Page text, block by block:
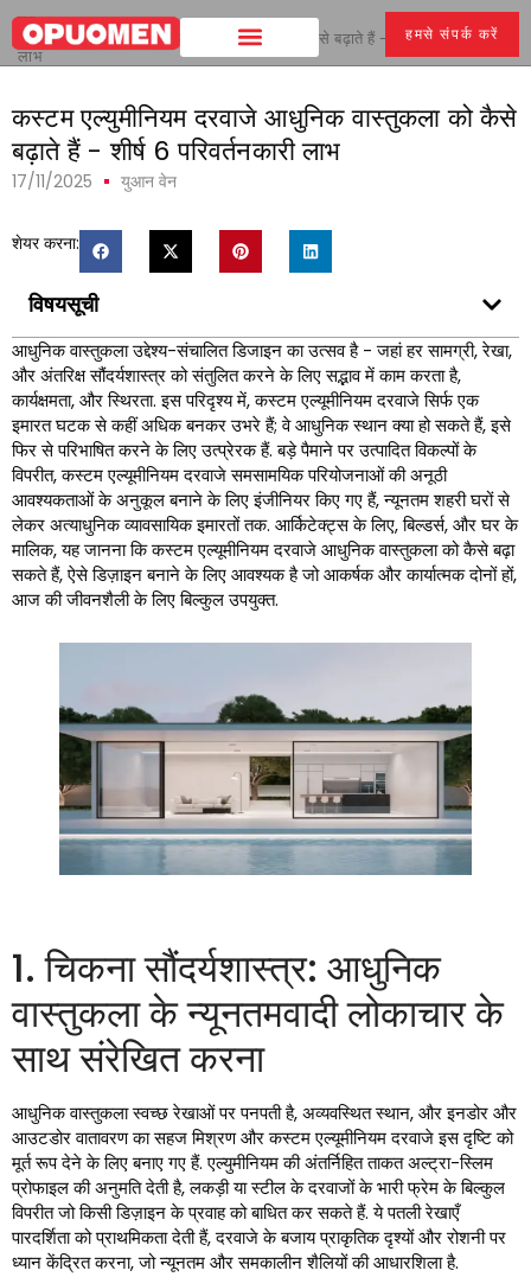
हमसे संपर्क करें
घर >
कस्टम एल्युमीनियम दरवाजे आधुनिक वास्तुकला को कैसे बढ़ाते हैं - शीर्ष 6 परिवर्तनकारी
लाभ
कस्टम एल्युमीनियम दरवाजे आधुनिक वास्तुकला को कैसे
बढ़ाते हैं - शीर्ष 6 परिवर्तनकारी लाभ
17/11/2025 युआन वेन
शेयर करना:
विषयसूची
आधुनिक वास्तुकला उद्देश्य-संचालित डिजाइन का उत्सव है - जहां हर सामग्री, रेखा,
और अंतरिक्ष सौंदर्यशास्त्र को संतुलित करने के लिए सद्भाव में काम करता है,
कार्यक्षमता, और स्थिरता. इस परिदृश्य में, कस्टम एल्यूमीनियम दरवाजे सिर्फ एक
इमारत घटक से कहीं अधिक बनकर उभरे हैं; वे आधुनिक स्थान क्या हो सकते हैं, इसे
फिर से परिभाषित करने के लिए उत्प्रेरक हैं. बड़े पैमाने पर उत्पादित विकल्पों के
विपरीत, कस्टम एल्यूमीनियम दरवाजे समसामयिक परियोजनाओं की अनूठी
आवश्यकताओं के अनुकूल बनाने के लिए इंजीनियर किए गए हैं, न्यूनतम शहरी घरों से
लेकर अत्याधुनिक व्यावसायिक इमारतों तक. आर्किटेक्ट्स के लिए, बिल्डर्स, और घर के
मालिक, यह जानना कि कस्टम एल्यूमीनियम दरवाजे आधुनिक वास्तुकला को कैसे बढ़ा
सकते हैं, ऐसे डिज़ाइन बनाने के लिए आवश्यक है जो आकर्षक और कार्यात्मक दोनों हों,
आज की जीवनशैली के लिए बिल्कुल उपयुक्त.
1. चिकना सौंदर्यशास्त्र: आधुनिक
वास्तुकला के न्यूनतमवादी लोकाचार के
साथ संरेखित करना
आधुनिक वास्तुकला स्वच्छ रेखाओं पर पनपती है, अव्यवस्थित स्थान, और इनडोर और
आउटडोर वातावरण का सहज मिश्रण और कस्टम एल्यूमीनियम दरवाजे इस दृष्टि को
मूर्त रूप देने के लिए बनाए गए हैं. एल्युमीनियम की अंतर्निहित ताकत अल्ट्रा-स्लिम
प्रोफाइल की अनुमति देती है, लकड़ी या स्टील के दरवाजों के भारी फ्रेम के बिल्कुल
विपरीत जो किसी डिज़ाइन के प्रवाह को बाधित कर सकते हैं. ये पतली रेखाएँ
पारदर्शिता को प्राथमिकता देती हैं, दरवाजे के बजाय प्राकृतिक दृश्यों और रोशनी पर
ध्यान केंद्रित करना, जो न्यूनतम और समकालीन शैलियों की आधारशिला है.